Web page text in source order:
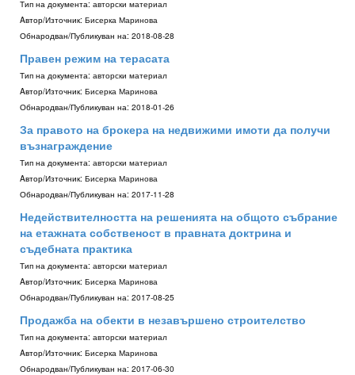
Тип на документа: авторски материал
Aвтор/Източник: Бисерка Маринова
Обнародван/Публикуван на: 2018-08-28
Правен режим на терасата
Тип на документа: авторски материал
Aвтор/Източник: Бисерка Маринова
Обнародван/Публикуван на: 2018-01-26
За правото на брокера на недвижими имоти да получи
възнаграждение
Тип на документа: авторски материал
Aвтор/Източник: Бисерка Маринова
Обнародван/Публикуван на: 2017-11-28
Недействителността на решенията на общото събрание
на етажната собственост в правната доктрина и
съдебната практика
Тип на документа: авторски материал
Aвтор/Източник: Бисерка Маринова
Обнародван/Публикуван на: 2017-08-25
Продажба на обекти в незавършено строителство
Тип на документа: авторски материал
Aвтор/Източник: Бисерка Маринова
Обнародван/Публикуван на: 2017-06-30